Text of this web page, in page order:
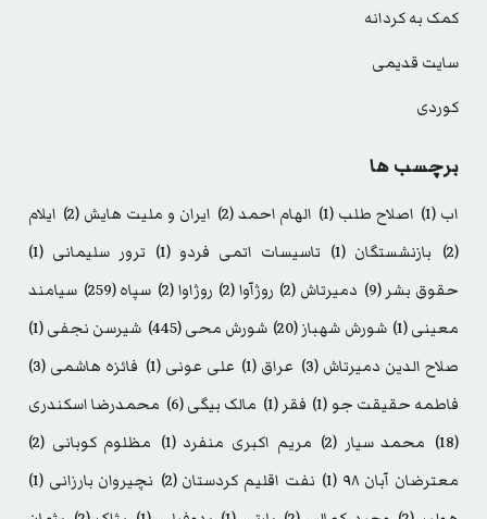
کمک به کردانه
سایت قدیمی
کوردی
برچسب ها
اب (1) اصلاح طلب (1) الهام احمد(2) ایران و ملیت هایش (2)
ایلام
(2)
بازنشستگان (1) تاسیسات اتمی فردو (1) ترور سلیمانی (1)
حقوق بشر (9) دمیرتاش (2) روژآوا(2) روژاوا(2) سپاه(259)
سیامند
معینی(1) شورش شهباز(20) شورش محی(445) شیرسن نجفی(1)
صلاح الدین دمیرتاش (3) عراق (1) علی عونی (1) فائزه هاشمی (3)
فاطمه حقیقت جو (1) فقر (1) مالک بیگی(6)
محمدرضا اسکندری
(18)
محمد سیار (2) مریم اکبری منفرد (1) مظلوم کوبانی (2)
معترضان آبان ۹۸
(1) نفت اقلیم کردستان (2) نچیروان بارزانی (1)